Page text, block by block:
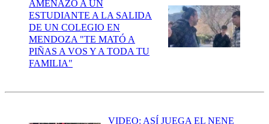
AMENAZÓ A UN
ESTUDIANTE A LA SALIDA
DE UN COLEGIO EN
MENDOZA "TE MATÓ A
PIÑAS A VOS Y A TODA TU
FAMILIA"
VIDEO: ASÍ JUEGA EL NENE